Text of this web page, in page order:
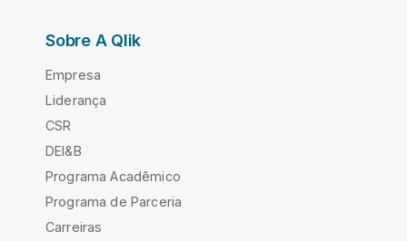
Sobre A Qlik
Empresa
Liderança
CSR
DEI&B
Programa Acadêmico
Programa de Parceria
Carreiras